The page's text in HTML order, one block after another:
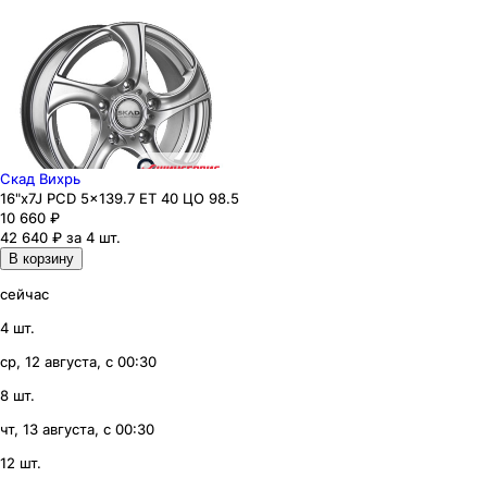
Скад Вихрь
16"x7J PCD 5x139.7 ЕТ 40 ЦО 98.5
10 660 ₽
42 640 ₽ за 4 шт.
В корзину
сейчас
4 шт.
ср, 12 августа, с 00:30
8 шт.
чт, 13 августа, с 00:30
12 шт.